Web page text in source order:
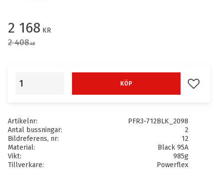
Nedsatt pris:
2 168 KR
Ordinarie pris:
2 408KR
KÖP Lägg
Artikelnr
PFR3-712BLK_2098
Antal bussningar
2
Bildreferens, nr
12
Material
Black 95A
Vikt
985g
Tillverkare
Powerflex